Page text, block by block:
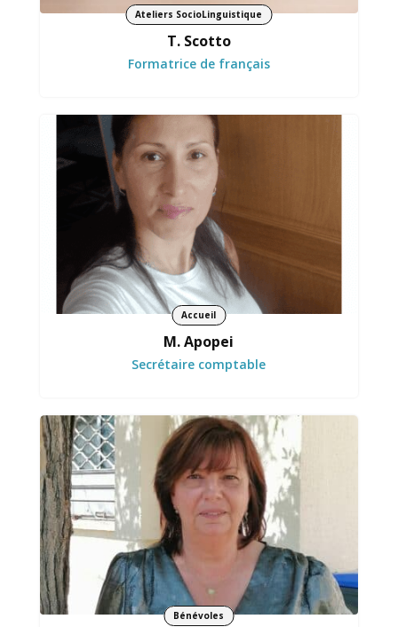
Ateliers SocioLinguistique
T. Scotto
Formatrice de français
Accueil
M. Apopei
Secrétaire comptable
Sécurise chaque étape avec précision et fiabilité
Bénévoles
Apporte un soutien régulier et précieux aux
activités solidaires de Opra